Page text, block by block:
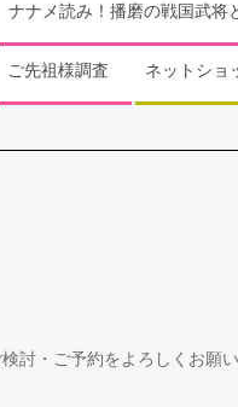
ナナメ読み！播磨の戦国武将
ご先祖様調査 ネットショ
討・ご予約をよろしくお願い